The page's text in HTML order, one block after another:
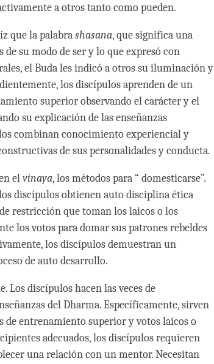
a otros tanto como pueden.
que la palabrashasana, que significa una
su modo de ser y lo que expresó con
el Buda les indicó a otros su iluminación y
los discípulos aprenden de un
superior observando el carácter y el
su explicación de las enseñanzas
combinan conocimiento experiencial y
de sus personalidades y conducta.
elvinaya, los métodos para “ domesticarse”.
discípulos obtienen auto disciplina ética
restricción que toman los laicos o los
los votos para domar sus patrones rebeldes
los discípulos demuestran un
de auto desarrollo.
Los discípulos hacen las veces de
del Dharma. Específicamente, sirven
de entrenamiento superior y votos laicos o
adecuados, los discípulos requieren
una relación con un mentor. Necesitan